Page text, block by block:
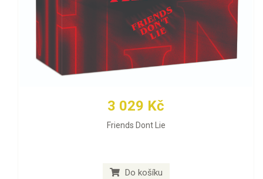
3 029 Kč
Friends Dont Lie
Do košíku